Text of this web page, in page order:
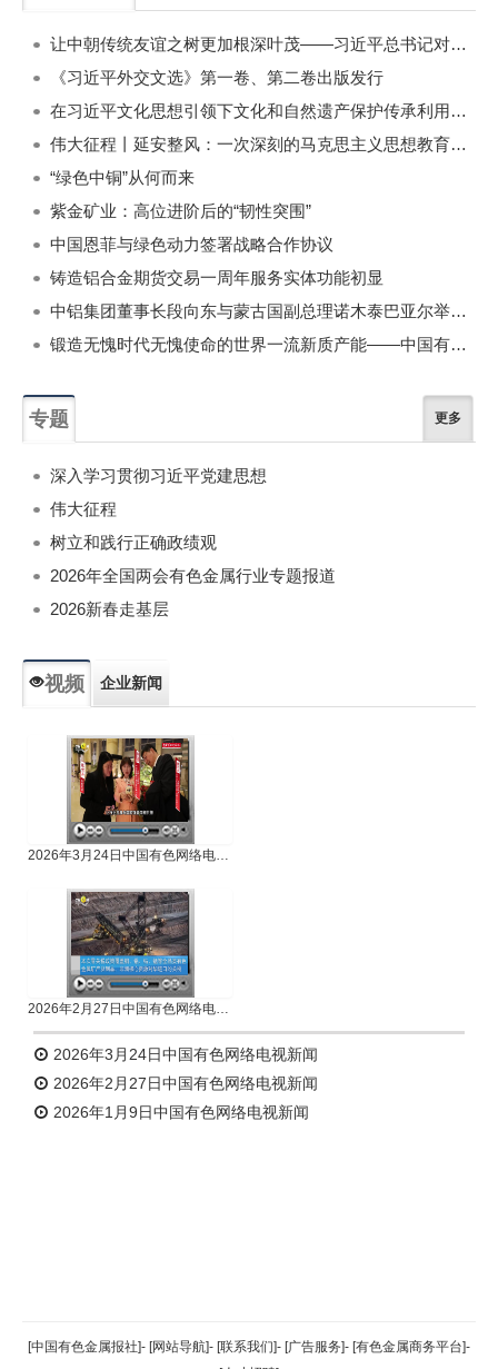
让中朝传统友谊之树更加根深叶茂——习近平总书记对朝鲜进行国事访问纪实
《习近平外交文选》第一卷、第二卷出版发行
在习近平文化思想引领下文化和自然遗产保护传承利用工作开创新局面
伟大征程丨延安整风：一次深刻的马克思主义思想教育运动
“绿色中铜”从何而来
紫金矿业：高位进阶后的“韧性突围”
中国恩菲与绿色动力签署战略合作协议
铸造铝合金期货交易一周年服务实体功能初显
中铝集团董事长段向东与蒙古国副总理诺木泰巴亚尔举行会谈
锻造无愧时代无愧使命的世界一流新质产能——中国有色金属工业的战略应对与破局之道（二）
专题 更多
深入学习贯彻习近平党建思想
伟大征程
树立和践行正确政绩观
2026年全国两会有色金属行业专题报道
2026新春走基层
视频 企业新闻
2026年3月24日中国有色网络电视新闻
2026年2月27日中国有色网络电视新闻
2026年1月9日中国有色网络电视新闻
返回顶部
[中国有色金属报社]- [网站导航]- [联系我们]- [广告服务]- [有色金属商务平台]-